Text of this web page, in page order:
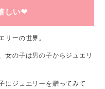
しい❤︎
リーの世界。
女の子は男の子からジュエリ
にジュエリーを贈ってみて